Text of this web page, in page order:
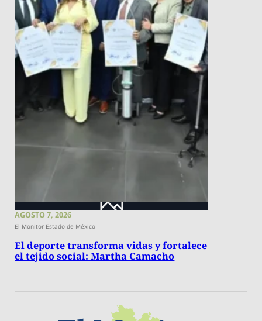
AGOSTO 7, 2026
El Monitor Estado de México
El deporte transforma vidas y fortalece
el tejido social: Martha Camacho